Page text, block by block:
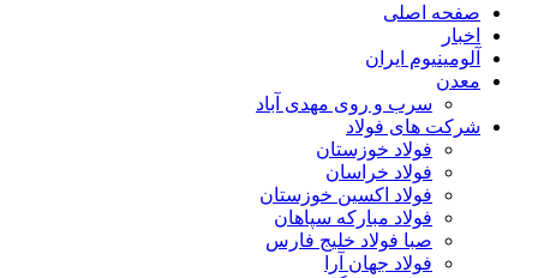
صفحه اصلی
اخبار
آلومینیوم ایران
معدن
سرب و روی مهدی آباد
شرکت های فولاد
فولاد خوزستان
فولاد خراسان
فولاد اکسین خوزستان
فولاد مبارکه سپاهان
صبا فولاد خلیج فارس
فولاد جهان آرا